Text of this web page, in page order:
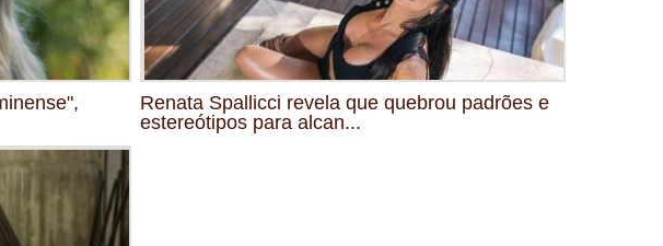
Renata Spallicci revela que quebrou padrões e
estereótipos para alcan...